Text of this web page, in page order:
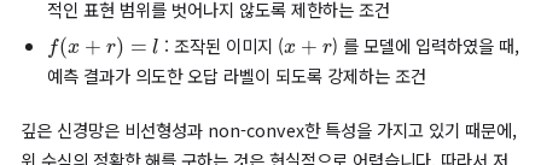
먼저 수식적으로 살펴보겠습니다.
논문의 저자들은 원본 이미지에 아주 미세한 조작
가해 모델이 특정 오답 라벨로 분류하도록 만드는 문제를 수학적
화 문제로 정의했습니다. 특정 이미지
x
가 주어졌을 때, 모델
f